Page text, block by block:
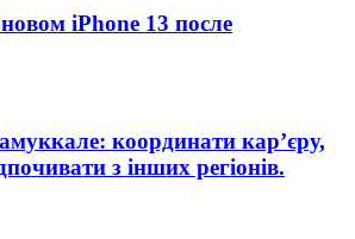
iPhone 13 после
координати кар’єру,
з інших регіонів.